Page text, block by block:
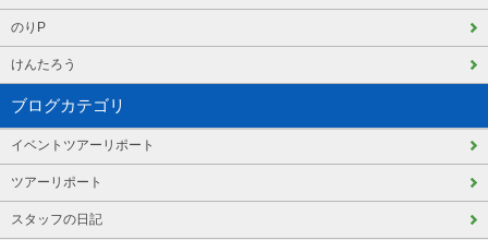
のりP
けんたろう
ブログカテゴリ
イベントツアーリポート
ツアーリポート
スタッフの日記